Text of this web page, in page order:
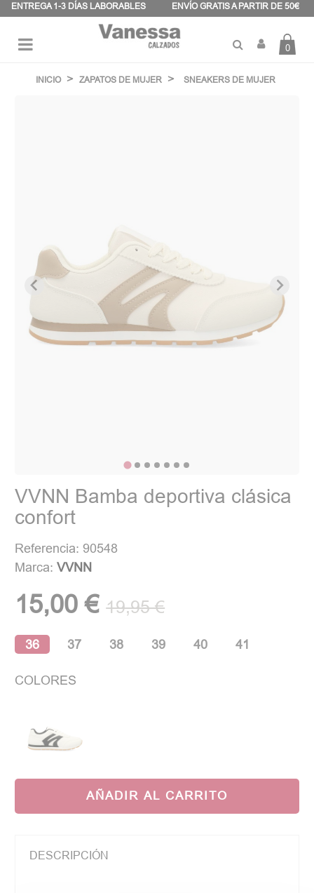
ENTREGA 1-3 DÍAS LABORABLES ENVÍO GRATIS A PARTIR DE 50€
palanca
0
INICIO ZAPATOS DE MUJER SNEAKERS DE MUJER
VVNN Bamba deportiva clásica
confort
Referencia: 90548
Marca:VVNN
15,00 € 19,95 €
36 37 38 39 40 41
COLORES
AÑADIR AL CARRITO
DESCRIPCIÓN
Panel de gestión de cookies